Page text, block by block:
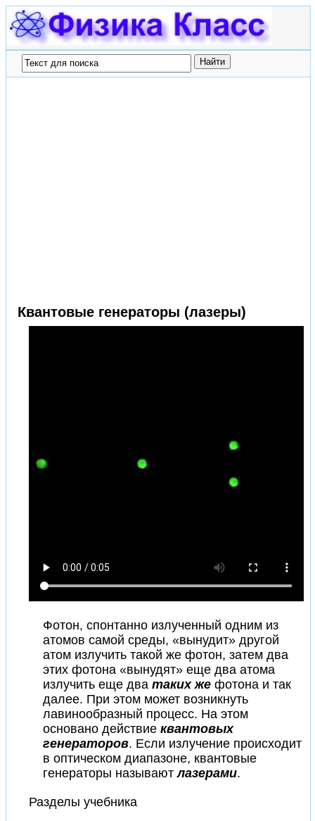
Квантовые генераторы (лазеры)
Фотон, спонтанно излученный одним из
атомов самой среды, «вынудит» другой
атом излучить такой же фотон, затем два
этих фотона «вынудят» еще два атома
излучить еще два таких же фотона и так
далее. При этом может возникнуть
лавинообразный процесс. На этом
основано действие квантовых
генераторов. Если излучение происходит
в оптическом диапазоне, квантовые
генераторы называютлазерами.
Разделы учебника